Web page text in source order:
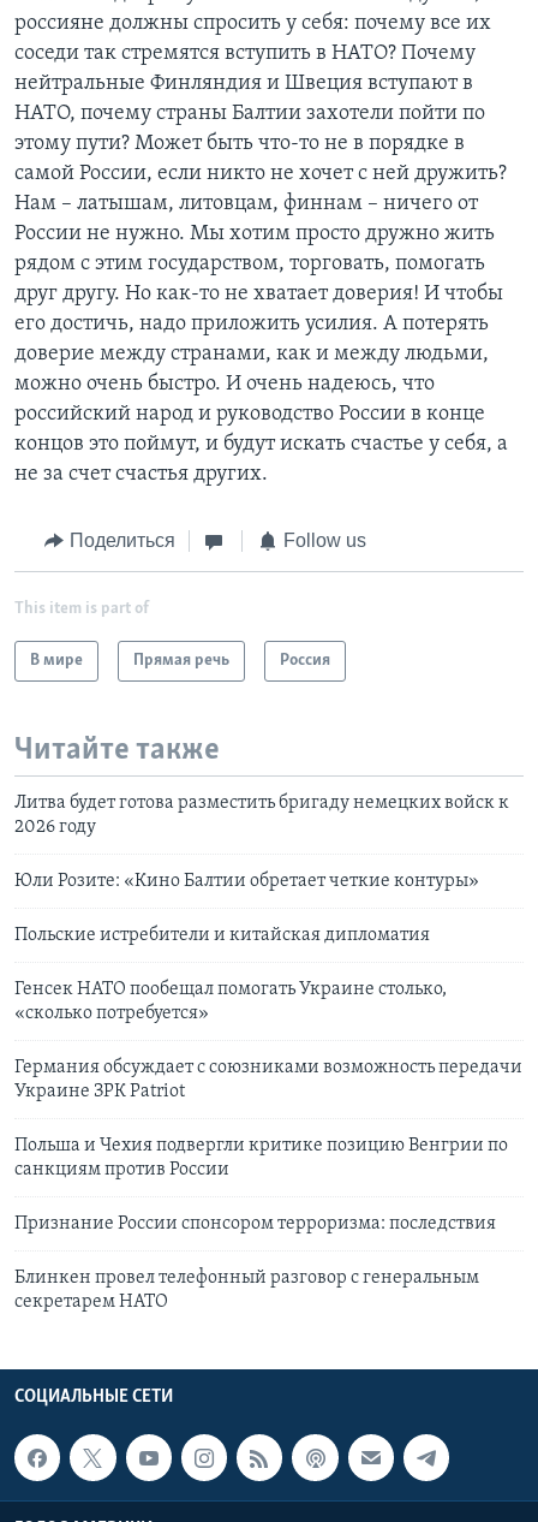
россияне должны спросить у себя: почему все их
соседи так стремятся вступить в НАТО? Почему
нейтральные Финляндия и Швеция вступают в
НАТО, почему страны Балтии захотели пойти по
этому пути? Может быть что-то не в порядке в
самой России, если никто не хочет с ней дружить?
Нам – латышам, литовцам, финнам – ничего от
России не нужно. Мы хотим просто дружно жить
рядом с этим государством, торговать, помогать
друг другу. Но как-то не хватает доверия! И чтобы
его достичь, надо приложить усилия. А потерять
доверие между странами, как и между людьми,
можно очень быстро. И очень надеюсь, что
российский народ и руководство России в конце
концов это поймут, и будут искать счастье у себя, а
не за счет счастья других.
Поделиться Follow us
This item is part of
В мире Прямая речь Россия
Читайте также
Литва будет готова разместить бригаду немецких войск к
2026 году
Юли Розите: «Кино Балтии обретает четкие контуры»
Польские истребители и китайская дипломатия
Генсек НАТО пообещал помогать Украине столько,
«сколько потребуется»
Германия обсуждает с союзниками возможность передачи
Украине ЗРК Patriot
Польша и Чехия подвергли критике позицию Венгрии по
санкциям против России
Признание России спонсором терроризма: последствия
Блинкен провел телефонный разговор с генеральным
секретарем НАТО
СОЦИАЛЬНЫЕ СЕТИ